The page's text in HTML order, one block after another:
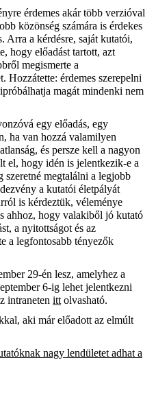
érdemes akár több verzióval
közönség számára is érdekes
Arra a kérdésre, saját kutatói,
hogy előadást tartott, azt
megismerte a
Hozzátette: érdemes szerepelni
magát mindenki nem
egy előadás, egy
ha van hozzá valamilyen
és persze kell a nagyon
el, hogy idén is jelentkezik-e a
szeretné megtalálni a legjobb
a kutatói életpályát
is kérdeztük, véleménye
ahhoz, hogy valakiből jó kutató
a nyitottságot és az
a legfontosabb tényezők
29-én lesz, amelyhez a
6-ig lehet jelentkezni
intraneten itt olvasható.
aki már előadott az elmúlt
nagy lendületet adhat a